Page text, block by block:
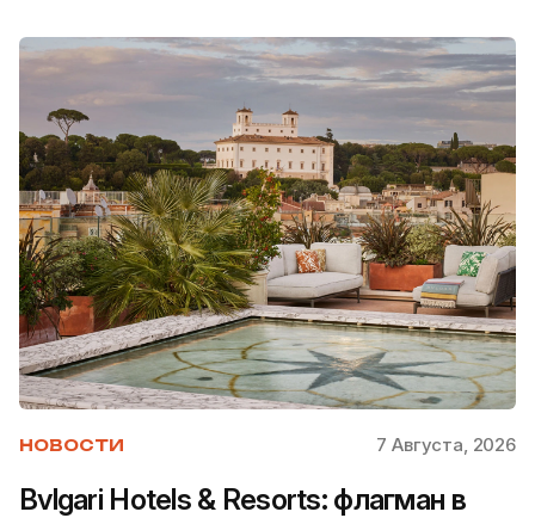
НОВОСТИ 7 Августа, 2026
Bvlgari Hotels & Resorts: флагман в